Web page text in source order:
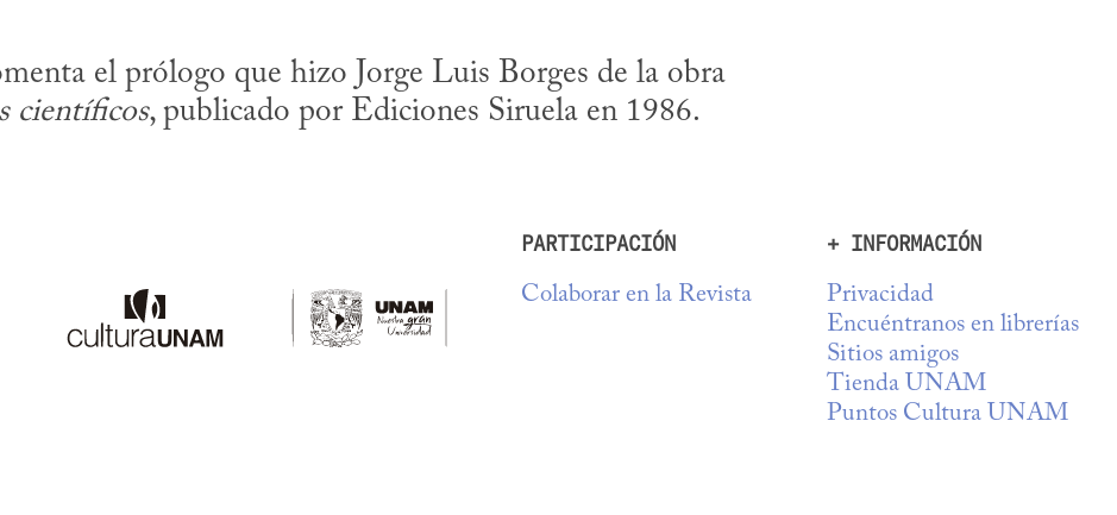
José Gordon comenta el prólogo que hizo Jorge Luis Borges de la obra
científicos, publicado por Ediciones Siruela en 1986.
PARTICIPACIÓN
Colaborar en la Revista
+ INFORMACIÓN
Privacidad
Encuéntranos en librerías
Sitios amigos
Tienda UNAM
Puntos Cultura UNAM